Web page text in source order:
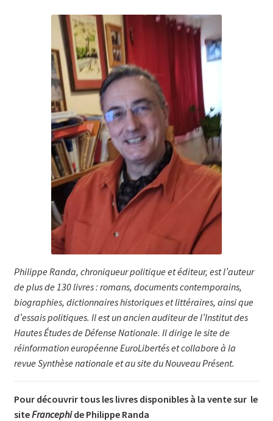
Philippe Randa, chroniqueur politique et éditeur, est l’auteur
de plus de 130 livres : romans, documents contemporains,
biographies, dictionnaires historiques et littéraires, ainsi que
d’essais politiques. Il est un ancien auditeur de l’Institut des
Hautes Études de Défense Nationale. Il dirige le site de
réinformation européenne EuroLibertés et collabore à la
revue Synthèse nationale et au site du Nouveau Présent.
Pour découvrir tous les livres disponibles à la vente sur le
siteFrancephide Philippe Randa